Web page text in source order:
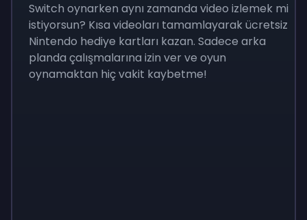
Switch oynarken aynı zamanda video izlemek mi
istiyorsun? Kısa videoları tamamlayarak ücretsiz
Nintendo hediye kartları kazan. Sadece arka
planda çalışmalarına izin ver ve oyun
oynamaktan hiç vakit kaybetme!